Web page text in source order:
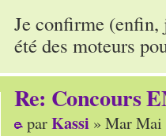
Je confirme (enfin,
été des moteurs
Re: Concours
parKassi » Mar Mai